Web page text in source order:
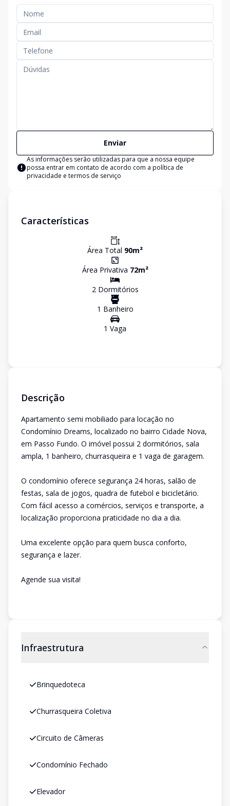
Enviar
As informações serão utilizadas para que a nossa equipe
possa entrar em contato de acordo com a política de
privacidade e termos de serviço
Características
Área Total 90m²
Área Privativa 72m²
2Dormitórios
1 Banheiro
1 Vaga
Descrição
Apartamento semi mobiliado para locação no
Condomínio Dreams, localizado no bairro Cidade Nova,
em Passo Fundo. O imóvel possui 2 dormitórios, sala
ampla, 1 banheiro, churrasqueira e 1 vaga de garagem.
O condomínio oferece segurança 24 horas, salão de
festas, sala de jogos, quadra de futebol e bicicletário.
Com fácil acesso a comércios, serviços e transporte, a
localização proporciona praticidade no dia a dia.
Uma excelente opção para quem busca conforto,
segurança e lazer.
Agende sua visita!
Infraestrutura
Brinquedoteca
Churrasqueira Coletiva
Circuito de Câmeras
Condomínio Fechado
Elevador